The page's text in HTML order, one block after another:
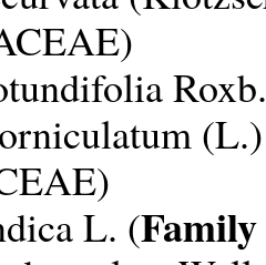
)
)
L. (Family